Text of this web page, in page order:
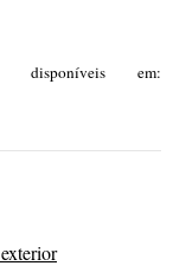
disponíveis em: